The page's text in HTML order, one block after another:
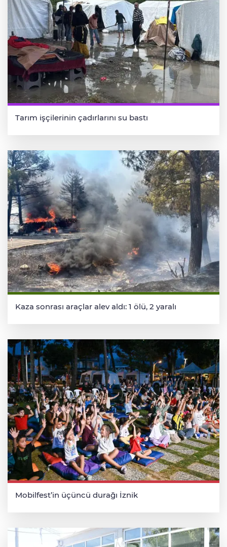
Tarım işçilerinin çadırlarını su bastı
Kaza sonrası araçlar alev aldı: 1 ölü, 2 yaralı
Mobilfest’in üçüncü durağı İznik